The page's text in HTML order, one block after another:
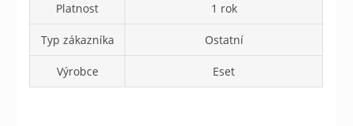
Platnost 1 rok
Typ zákazníka Ostatní
Výrobce Eset